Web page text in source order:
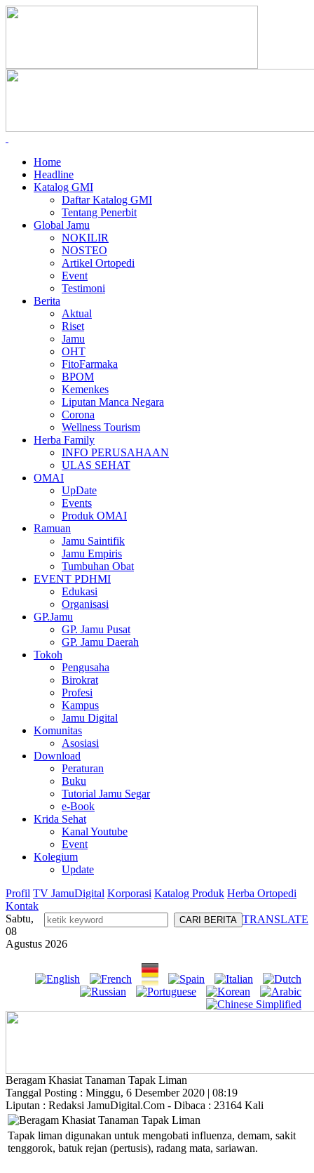
Home
Headline
Katalog GMI
Daftar Katalog GMI
Tentang Penerbit
Global Jamu
NOKILIR
NOSTEO
Artikel Ortopedi
Event
Testimoni
Berita
Aktual
Riset
Jamu
OHT
FitoFarmaka
BPOM
Kemenkes
Liputan Manca Negara
Corona
Wellness Tourism
Herba Family
INFO PERUSAHAAN
ULAS SEHAT
OMAI
UpDate
Events
Produk OMAI
Ramuan
Jamu Saintifik
Jamu Empiris
Tumbuhan Obat
EVENT PDHMI
Edukasi
Organisasi
GP.Jamu
GP. Jamu Pusat
GP. Jamu Daerah
Tokoh
Pengusaha
Birokrat
Profesi
Kampus
Jamu Digital
Komunitas
Asosiasi
Download
Peraturan
Buku
Tutorial Jamu Segar
e-Book
Krida Sehat
Kanal Youtube
Event
Kolegium
Update
Profil TV JamuDigital Korporasi Katalog Produk Herba Ortopedi
Kontak
TRANSLATE
Sabtu,
08
Agustus 2026
Beragam Khasiat Tanaman Tapak Liman
Tanggal Posting : Minggu, 6 Desember 2020 | 08:19
Liputan : Redaksi JamuDigital.Com - Dibaca : 23164 Kali
Tapak liman digunakan untuk mengobati influenza, demam, sakit
tenggorok, batuk rejan (pertusis), radang mata, sariawan.